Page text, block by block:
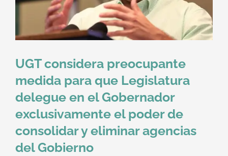
Eventos
Contáctenos
UGT considera preocupante
medida para que Legislatura
delegue en el Gobernador
exclusivamente el poder de
consolidar y eliminar agencias
del Gobierno